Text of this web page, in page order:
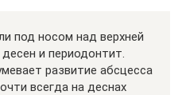
под носом над верхней
и периодонтит.
развитие абсцесса
всегда на деснах